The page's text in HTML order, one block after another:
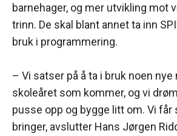
barnehager, og mer utvikling mot
trinn. De skal blant annet ta inn
bruk i programmering.
– Vi satser på å ta i bruk noen nye
skoleåret som kommer, og vi
pusse opp og bygge litt om. Vi får
bringer, avslutter Hans Jørgen